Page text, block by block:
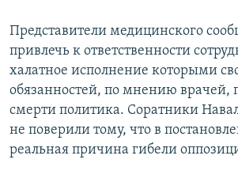
Представители медицинского
привлечь к ответственности
халатное исполнение которыми
обязанностей, по мнению врачей,
смерти политика. Соратники
не поверили тому, что в
реальная причина гибели